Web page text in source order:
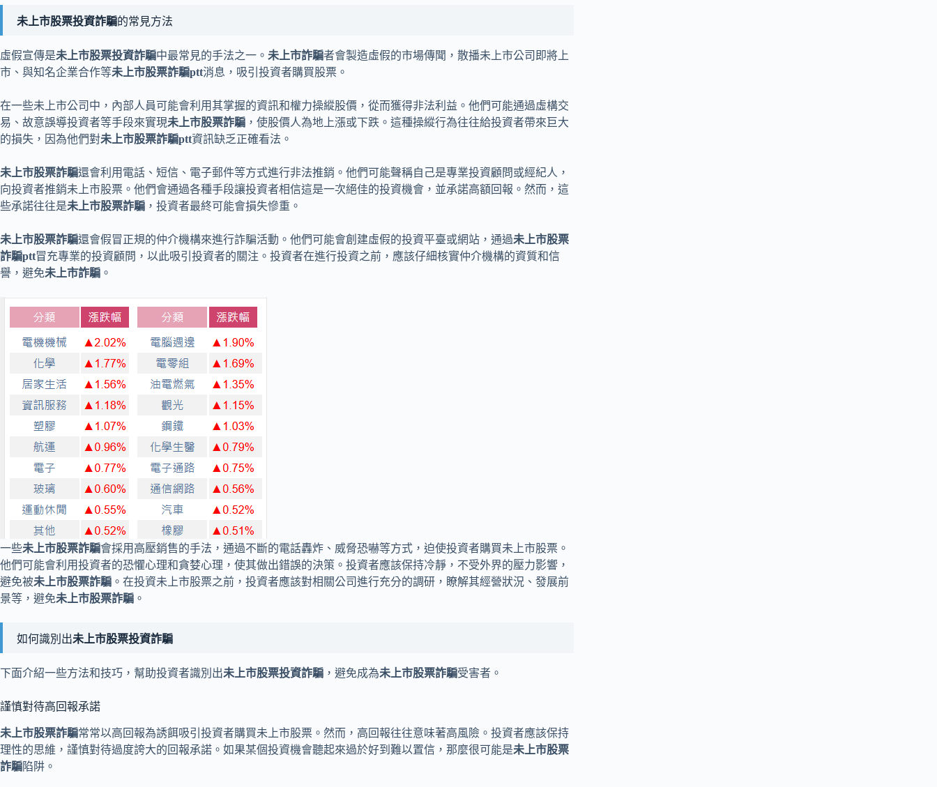
未上市股票投資詐騙的常見方法
虛假宣傳是未上市股票投資詐騙中最常見的手法之一。 未上市詐騙者會製造虛假的市場傳聞，散播未上市公司即將上
市、與知名企業合作等未上市股票詐騙ptt消息，吸引投資者購買股票。
在一些未上市公司中，內部人員可能會利用其掌握的資訊和權力操縱股價，從而獲得非法利益。他們可能通過虛構交
易、故意誤導投資者等手段來實現未上市股票詐騙 ，使股價人為地上漲或下跌。這種操縱行為往往給投資者帶來巨大
的損失，因為他們對未上市股票詐騙ptt資訊缺乏正確看法。
未上市股票詐騙還會利用電話、短信、電子郵件等方式進行非法推銷。他們可能聲稱自己是專業投資顧問或經紀人，
向投資者推銷未上市股票。他們會通過各種手段讓投資者相信這是一次絕佳的投資機會，並承諾高額回報。然而，這
些承諾往往是未上市股票詐騙 ，投資者最終可能會損失慘重。
未上市股票詐騙還會假冒正規的仲介機構來進行詐騙活動。他們可能會創建虛假的投資平臺或網站，通過未上市股票
詐騙ptt冒充專業的投資顧問，以此吸引投資者的關注。投資者在進行投資之前，應該仔細核實仲介機構的資質和信
譽，避免未上市詐騙 。
一些未上市股票詐騙會採用高壓銷售的手法，通過不斷的電話轟炸、威脅恐嚇等方式，迫使投資者購買未上市股票。
他們可能會利用投資者的恐懼心理和貪婪心理，使其做出錯誤的決策。投資者應該保持冷靜，不受外界的壓力影響，
避免被未上市股票詐騙 。在投資未上市股票之前，投資者應該對相關公司進行充分的調研，瞭解其經營狀況、發展前
景等，避免未上市股票詐騙 。
如何識別出未上市股票投資詐騙
下面介紹一些方法和技巧，幫助投資者識別出未上市股票投資詐騙 ，避免成為未上市股票詐騙受害者。
謹慎對待高回報承諾
未上市股票詐騙常常以高回報為誘餌吸引投資者購買未上市股票。然而，高回報往往意味著高風險。投資者應該保持
理性的思維，謹慎對待過度誇大的回報承諾。如果某個投資機會聽起來過於好到難以置信，那麼很可能是未上市股票
詐騙陷阱。